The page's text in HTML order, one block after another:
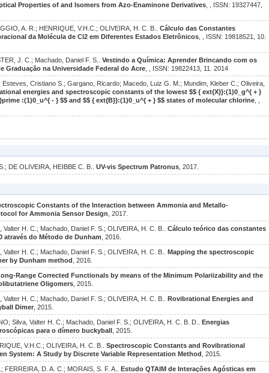
Properties of and Isomers from Azo-Enaminone Derivatives , , ISSN: 19327447,
A. R.; HENRIQUE, V.H.C.; OLIVEIRA, H. C. B.. Cálculo das Constantes
da Molécula de Cl2 em Diferentes Estados Eletrônicos , , ISSN: 19818521, 10.
J. C.; Machado, Daniel F. S.. Vestindo a Química: Aprender Brincando com os
Graduação na Universidade Federal do Acre , , ISSN: 19822413, 11. 2014
Cristiano S.; Gargano, Ricardo; Macedo, Luiz G. M.; Mundim, Kleber C.; Oliveira,
energies and spectroscopic constants of the lowest $$ { ext{X}}:(1)0_g^{ + }
:(1)0_u^{ - } $$ and $$ { ext{B}}:(1)0_u^{ + } $$ states of molecular chlorine
DE OLIVEIRA, HEIBBE C. B.. UV-vis Spectrum Patronus , 2017.
Constants of the Interaction between Ammonia and Metallo-
for Ammonia Sensor Design , 2017.
H. C.; Machado, Daniel F. S.; OLIVEIRA, H. C. B.. Cálculo teórico das constantes
através do Método de Dunham , 2016.
H. C.; Machado, Daniel F. S.; OLIVEIRA, H. C. B.. Mapping the spectroscopic
by Dunham method , 2016.
Range Corrected Functionals by means of the Minimum Polariizability and the
Oligomers , 2015.
H. C.; Machado, Daniel F. S.; OLIVEIRA, H. C. B.. Rovibrational Energies and
Dimer , 2015.
Silva, Valter H. C.; Machado, Daniel F. S.; OLIVEIRA, H. C. B. D.. Energias
para o dímero buckyball , 2015.
V.H.C.; OLIVEIRA, H. C. B.. Spectroscopic Constants and Rovibrational
System: A Study by Discrete Variable Representation Method , 2015.
D. A. C.; MORAIS, S. F. A.. Estudo QTAIM de Interações Agósticas em